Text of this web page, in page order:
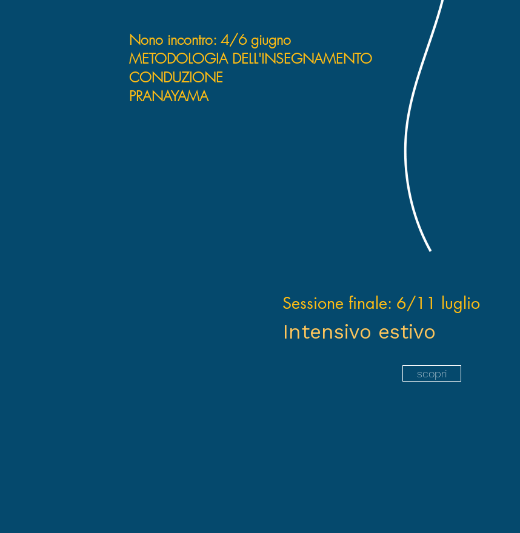
Nono incontro: 4/6 giugno
METODOLOGIA DELL'INSEGNAMENTO
CONDUZIONE
PRANAYAMA
Sessione finale: 6/11 luglio
Intensivo estivo
scopri